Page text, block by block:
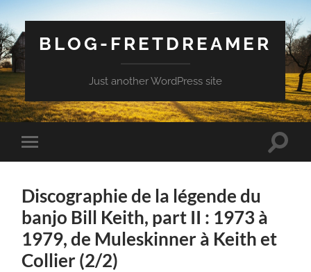
BLOG-FRETDREAMER
Just another WordPress site
Toggle
mobile
Toggle
Discographie de la légende du
banjo Bill Keith, part II : 1973 à
1979, de Muleskinner à Keith et
Collier (2/2)